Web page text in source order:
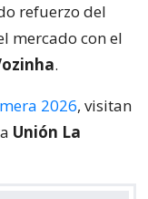
refuerzo del
mercado con el
.
2026, visitan
Unión La